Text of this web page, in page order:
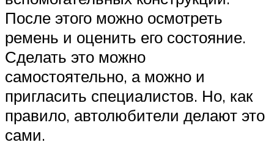
После этого можно осмотреть
ремень и оценить его состояние.
Сделать это можно
самостоятельно, а можно и
пригласить специалистов. Но, как
правило, автолюбители делают это
сами.